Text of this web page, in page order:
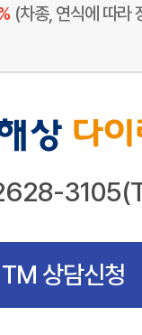
(차종, 연식에 따라
TM 상담신청